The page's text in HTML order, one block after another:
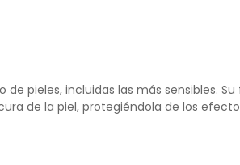
pieles, incluidas las más sensibles.
de la piel, protegiéndola de los